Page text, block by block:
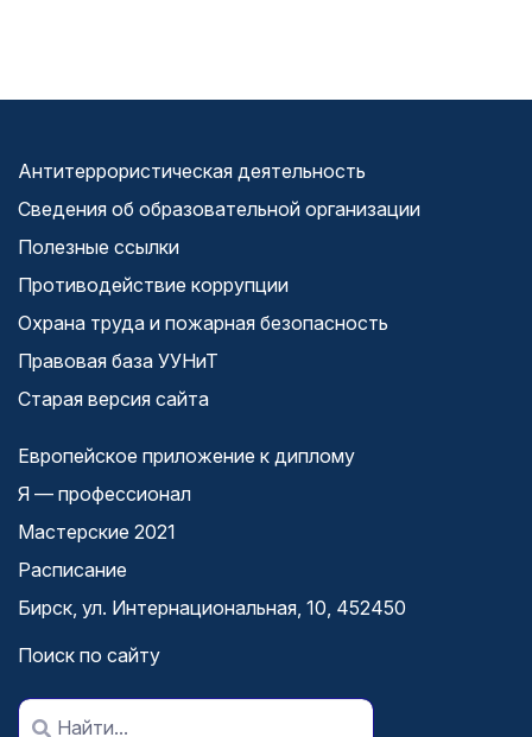
Антитеррористическая деятельность
Сведения об образовательной организации
Полезные ссылки
Противодействие коррупции
Охрана труда и пожарная безопасность
Правовая база УУНиТ
Старая версия сайта
Европейское приложение к диплому
Я — профессионал
Мастерские 2021
Расписание
Бирск, ул. Интернациональная, 10, 452450
Поиск по сайту